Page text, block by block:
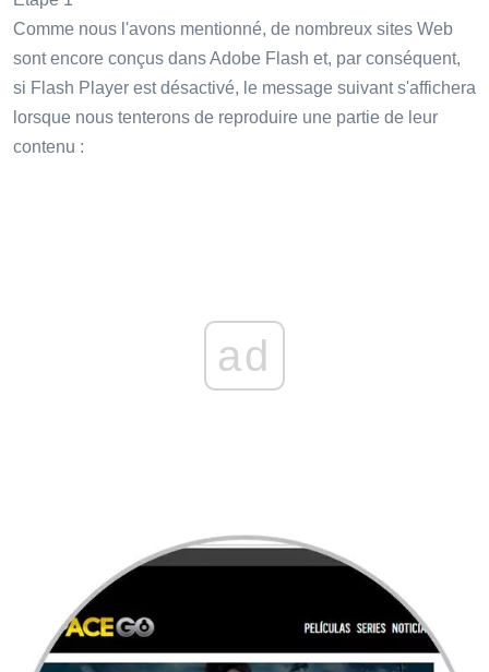
Comme nous l'avons mentionné, de nombreux sites Web
sont encore conçus dans Adobe Flash et, par conséquent,
si Flash Player est désactivé, le message suivant s'affichera
lorsque nous tenterons de reproduire une partie de leur
contenu :
ad